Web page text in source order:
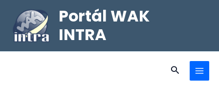
Portál WAK
INTRA